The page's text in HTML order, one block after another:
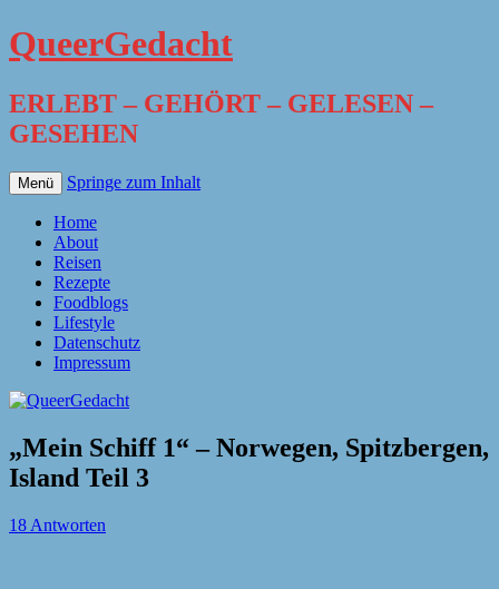
QueerGedacht
ERLEBT – GEHÖRT – GELESEN –
GESEHEN
Menü Springe zum Inhalt
Home
About
Reisen
Rezepte
Foodblogs
Lifestyle
Datenschutz
Impressum
„Mein Schiff 1“ – Norwegen, Spitzbergen,
Island Teil 3
18 Antworten